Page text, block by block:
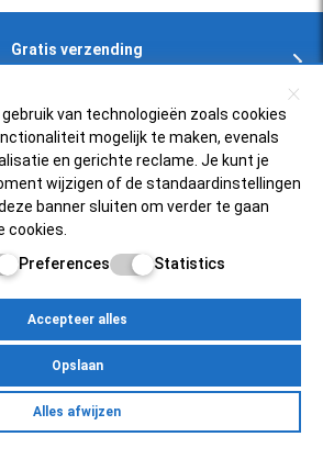
Gratis verzending
KlantenservicePricacy PolicySite MapMijn account
van technologieën zoals cookies
mogelijk te maken, evenals
en gerichte reclame. Je kunt je
wijzigen of de standaardinstellingen
banner sluiten om verder te gaan
cookies.
Preferences
Statistics
Accepteer alles
Opslaan
Alles afwijzen